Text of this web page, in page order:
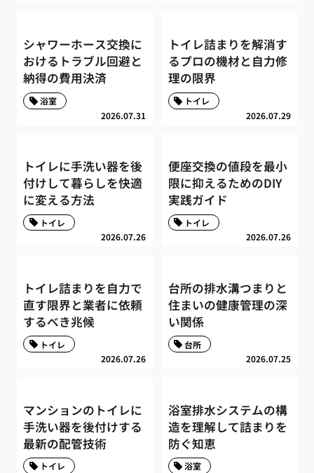
シャワーホース交換に
おけるトラブル回避と
納得の費用決済
2026.07.31
浴室
トイレ詰まりを解消す
るプロの機材と自力修
理の限界
2026.07.29
トイレ
トイレに手洗い器を後
付けして暮らしを快適
に変える方法
2026.07.26
トイレ
便座交換の値段を最小
限に抑えるためのDIY
実践ガイド
2026.07.26
トイレ
トイレ詰まりを自力で
直す限界と業者に依頼
するべき兆候
2026.07.26
トイレ
台所の排水溝つまりと
住まいの健康管理の深
い関係
2026.07.25
台所
マンションのトイレに
手洗い器を後付けする
最新の配管技術
トイレ
浴室排水システムの構
造を理解して詰まりを
防ぐ知恵
浴室